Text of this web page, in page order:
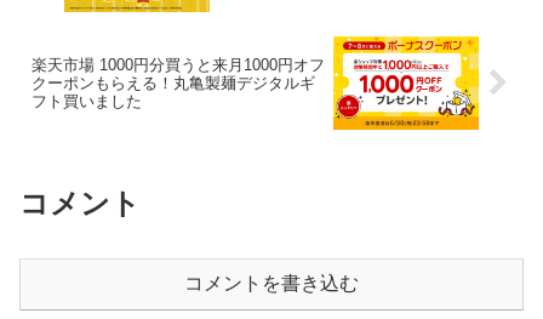
楽天市場 1000円分買うと来月1000円オフ
クーポンもらえる！丸亀製麺デジタルギ
フト買いました
コメント
コメントを書き込む